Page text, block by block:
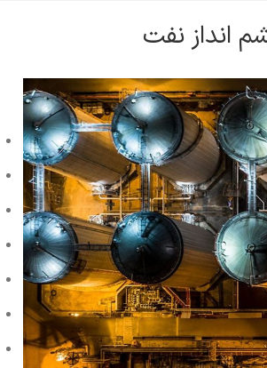
انداز نفت